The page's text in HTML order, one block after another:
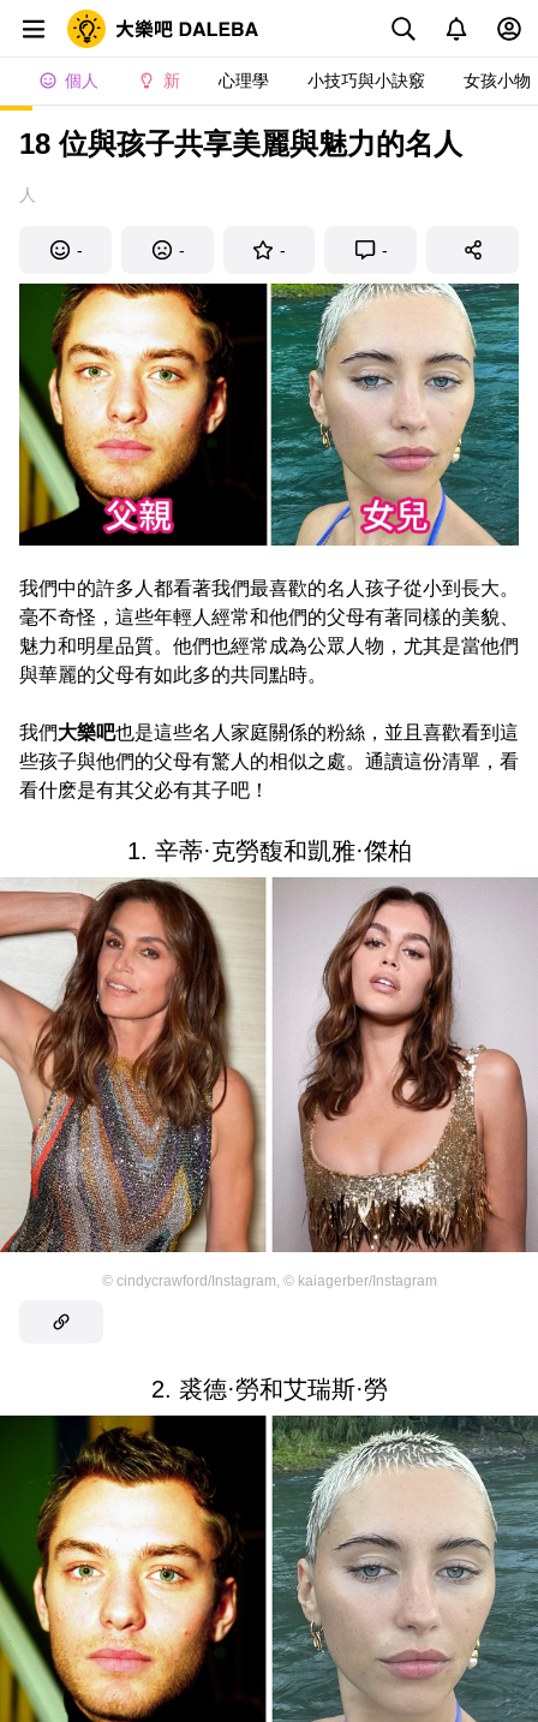
個人 新 心理學 小技巧與小訣竅 女孩小物
18 位與孩子共享美麗與魅力的名人
人
- - - -
我們中的許多人都看著我們最喜歡的名人孩子從小到長大。
毫不奇怪，這些年輕人經常和他們的父母有著同樣的美貌、
魅力和明星品質。他們也經常成為公眾人物，尤其是當他們
與華麗的父母有如此多的共同點時。
我們大樂吧也是這些名人家庭關係的粉絲，並且喜歡看到這
些孩子與他們的父母有驚人的相似之處。通讀這份清單，看
看什麽是有其父必有其子吧！
1. 辛蒂·克勞馥和凱雅·傑柏
© cindycrawford/Instagram © kaiagerber/Instagram
2. 裘德·勞和艾瑞斯·勞